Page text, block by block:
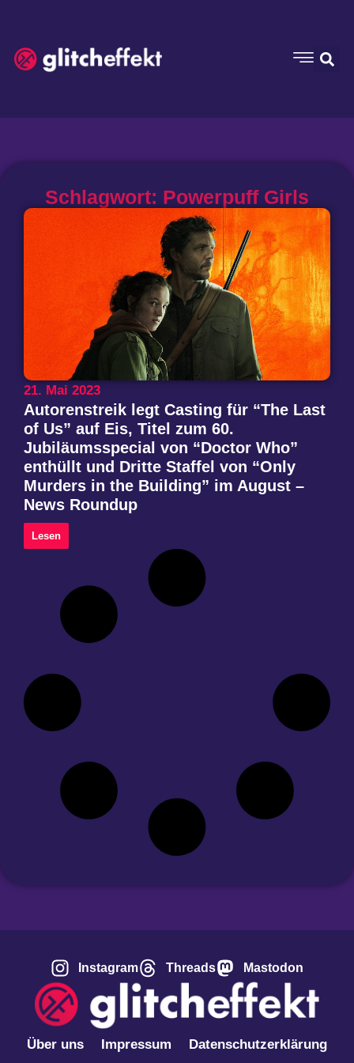
Schlagwort: Powerpuff Girls
21. Mai 2023
Autorenstreik legt Casting für “The Last
of Us” auf Eis, Titel zum 60.
Jubiläumsspecial von “Doctor Who”
enthüllt und Dritte Staffel von “Only
Murders in the Building” im August –
News Roundup
Lesen
Instagram Threads Mastodon
Über uns Impressum Datenschutzerklärung